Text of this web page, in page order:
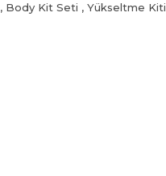
, Body Kit Seti , Yükseltme Kiti